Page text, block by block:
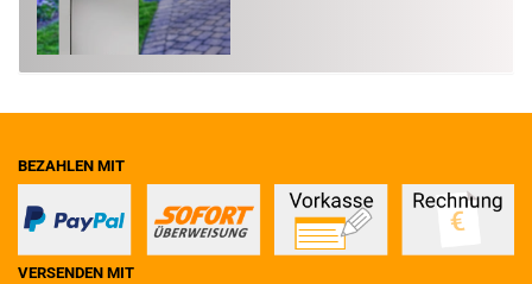
BEZAHLEN MIT
VERSENDEN MIT